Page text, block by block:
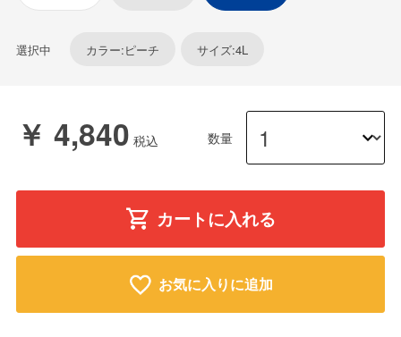
選択中 カラー:ピーチ サイズ:4L
￥ 4,840 数量
カートに入れる
お気に入りに追加